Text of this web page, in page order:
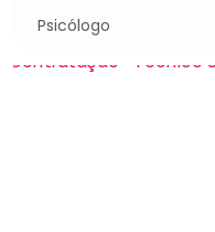
Psicólogo